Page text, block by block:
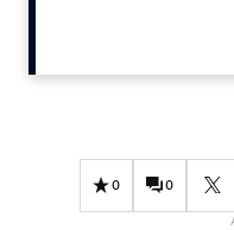
Effectiviteit
0 0